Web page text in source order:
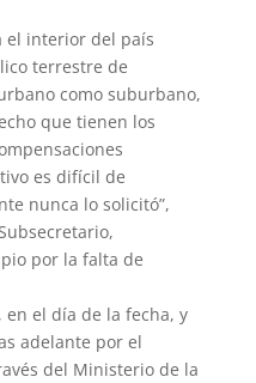
el interior del país
terrestre de
como suburbano,
que tienen los
es difícil de
nunca lo solicitó”,
por la falta de
el día de la fecha, y
adelante por el
del Ministerio de la